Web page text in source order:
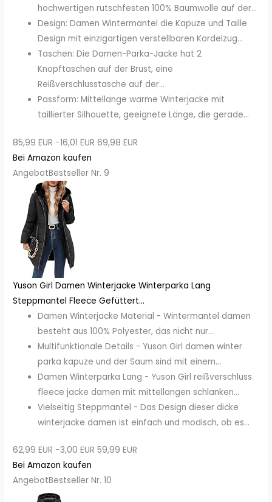
hochwertigen rutschfesten 100% Baumwolle auf der...
Design: Damen Wintermantel die Kapuze und Taille
Design mit einzigartigen verstellbaren Kordelzug...
Taschen: Die Damen-Parka-Jacke hat 2
Knopftaschen auf der Brust, eine
Reißverschlusstasche auf der...
Passform: Mittellange warme Winterjacke mit
taillierter Silhouette, geeignete Länge, die gerade...
85,99 EUR −16,01 EUR 69,98 EUR
Bei Amazon kaufen
AngebotBestseller Nr. 9
Yuson Girl Damen Winterjacke Winterparka Lang
Steppmantel Fleece Gefüttert...
Damen Winterjacke Material - Wintermantel damen
besteht aus 100% Polyester, das nicht nur...
Multifunktionale Details - Yuson Girl damen winter
parka kapuze und der Saum sind mit einem...
Damen Winterparka Lang - Yuson Girl reißverschluss
fleece jacke damen mit mittellangen schlanken...
Vielseitig Steppmantel - Das Design dieser dicke
winterjacke damen ist einfach und modisch, ob es...
62,99 EUR −3,00 EUR 59,99 EUR
Bei Amazon kaufen
AngebotBestseller Nr. 10